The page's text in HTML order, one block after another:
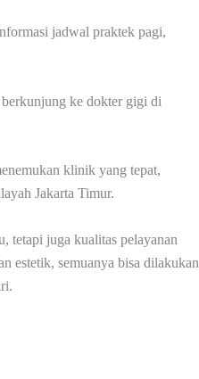
jadwal praktek pagi,
berkunjung ke dokter gigi di
klinik yang tepat,
Jakarta Timur.
tetapi juga kualitas pelayanan
estetik, semuanya bisa dilakukan